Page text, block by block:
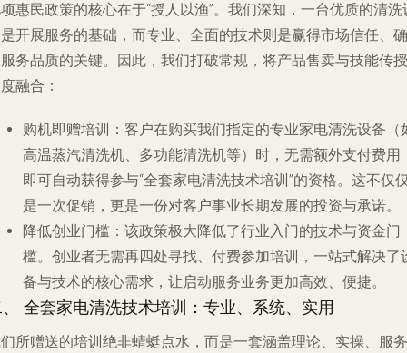
惠民政策的核心在于“授人以渔”。我们深知，一台优质的清洗
开展服务的基础，而专业、全面的技术则是赢得市场信任、确
务品质的关键。因此，我们打破常规，将产品售卖与技能传授
融合：
购机即赠培训
：客户在购买我们指定的专业家电清洗设备（
高温蒸汽清洗机、多功能清洗机等）时，无需额外支付费用
即可自动获得参与“全套家电清洗技术培训”的资格。这不仅
是一次促销，更是一份对客户事业长期发展的投资与承诺。
降低创业门槛 ：该政策极大降低了行业入门的技术与资金门
槛。创业者无需再四处寻找、付费参加培训，一站式解决了
备与技术的核心需求，让启动服务业务更加高效、便捷。
全套家电清洗技术培训：专业、系统、实用
所赠送的培训绝非蜻蜓点水，而是一套涵盖理论、实操、服务